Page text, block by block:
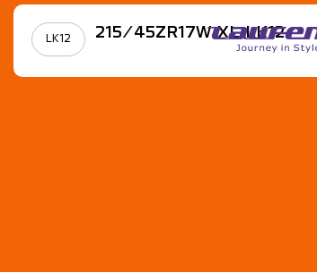
LK12 215/45ZR17W XL LK12